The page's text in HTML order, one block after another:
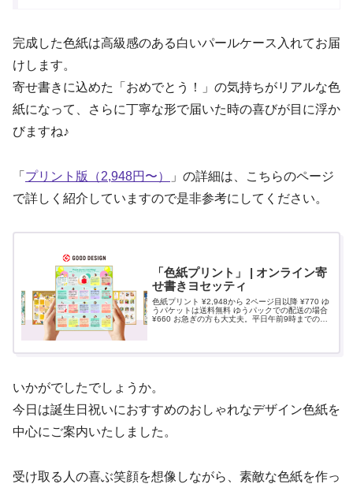
完成した色紙は高級感のある白いパールケース入れてお届
けします。
寄せ書きに込めた「おめでとう！」の気持ちがリアルな色
紙になって、さらに丁寧な形で届いた時の喜びが目に浮か
びますね♪
「 プリント版（2,948円〜）
」の詳細は、こちらのページ
で詳しく紹介していますので是非参考にしてください。
「色紙プリント」 | オンライン寄
せ書きヨセッティ
色紙プリント ¥2,948から 2ページ目以降 ¥770 ゆ
うパケットは送料無料 ゆうパックでの配送の場合
¥660 お急ぎの方も大丈夫。平日午前9時までのご
いかがでしたでしょうか。
今日は誕生日祝いにおすすめのおしゃれなデザイン色紙を
中心にご案内いたしました。
受け取る人の喜ぶ笑顔を想像しながら、素敵な色紙を作っ